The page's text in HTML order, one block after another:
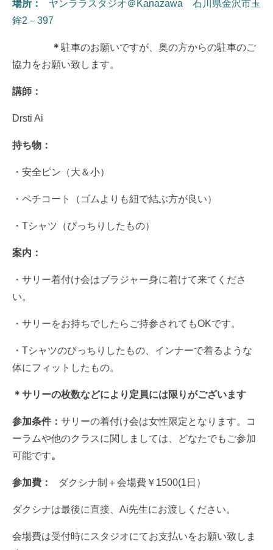
場所： ヤンララスタジオ＠Kanazawa
石川県金沢市玉
鉾2－397
＊ 駐車のお願いですが、奥の方からの駐車のご
協力をお願い致します。
講師：
Drsti Ai
持ち物：
・安全ピン（大＆小）
・ペチコート（ゴムよりも紐で結ぶ方が良い）
・Tシャツ（ぴっちりしたもの）
案内：
・サリー着付け会はブラジャー身に着けて来てくださ
い。
・サリーをお持ちでしたらご持参されてもOKです。
・Tシャツのぴっちりしたもの、インナーで着るような
体にフィットしたもの。
＊サリーの枚数などにより定員には限りがございます
参加条件： サリーの着付け会は女性限定となります。コ
ーラムや他のクラスに関しましては、どなたでもご参加
可能です。
参加費： ダクシナ制＋会場費￥1500(1日）
ダクシナは最後に直接、Ai先生にお渡しください。
会場費は受付時にスタジオにてお支払いをお願い致しま